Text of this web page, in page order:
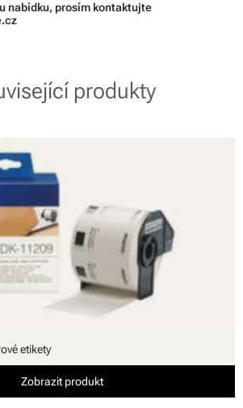
nabídku, prosím kontaktujte
produkty
etikety
Zobrazit produkt